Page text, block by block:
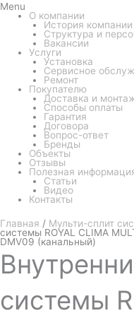
Menu
О компании
История компании
Структура и
Вакансии
Услуги
Установка
Сервисное
Ремонт
Покупателю
Доставка и
Способы оплаты
Гарантия
Договора
Вопрос-ответ
Бренды
Объекты
Отзывы
Полезная
Статьи
Видео
Контакты
Главная / Мульти-сплит
системы ROYAL CLIMA
DMV09 (канальный)
системы